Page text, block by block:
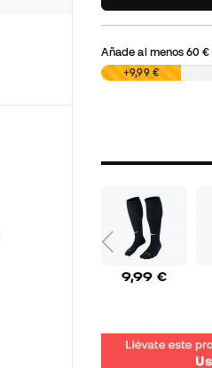
Añade al menos60 €
0,00 €+9,99 €
9,99 €